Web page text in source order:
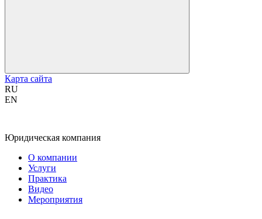
Карта сайта
RU
EN
Юридическая компания
О компании
Услуги
Практика
Видео
Мероприятия